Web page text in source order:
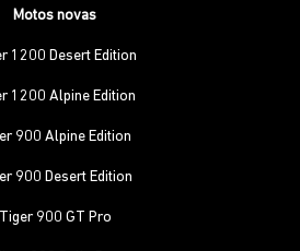
Motos novas
1200 Desert Edition
1200 Alpine Edition
900 Alpine Edition
900 Desert Edition
Tiger 900 GT Pro